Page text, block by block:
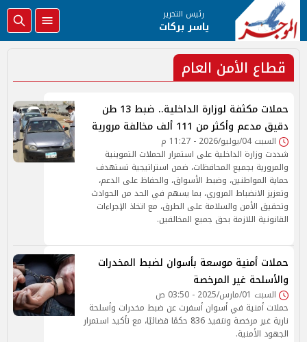
رئيس التحرير
ياسر بركات
قطاع الأمن العام
حملات مكثفة لوزارة الداخلية.. ضبط 13 طن
دقيق مدعم وأكثر من 111 ألف مخالفة مرورية
السبت 04/يوليو/2026 - 11:27 م
شددت وزارة الداخلية على استمرار الحملات التموينية
والمرورية بجميع المحافظات، ضمن استراتيجية تستهدف
حماية المواطنين، وضبط الأسواق، والحفاظ على الدعم،
وتعزيز الانضباط المروري، بما يسهم في الحد من الحوادث
وتحقيق الأمن والسلامة على الطرق، مع اتخاذ الإجراءات
القانونية اللازمة بحق جميع المخالفين.
حملات أمنية موسعة بأسوان لضبط المخدرات
والأسلحة غير المرخصة
السبت 01/مارس/2025 - 03:50 ص
حملات أمنية في أسوان أسفرت عن ضبط مخدرات وأسلحة
نارية غير مرخصة وتنفيذ 836 حكمًا قضائيًا، مع تأكيد استمرار
الجهود الأمنية.